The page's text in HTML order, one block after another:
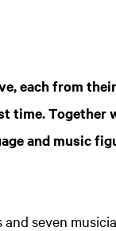
each from
time. Together
and music
and seven